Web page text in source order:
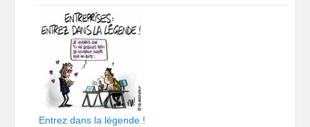
Entrez dans la légende !